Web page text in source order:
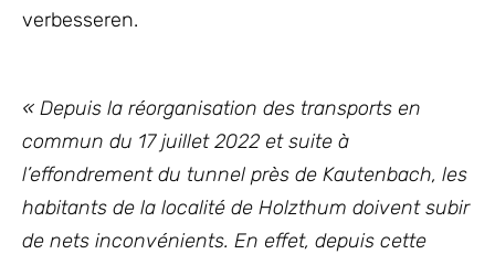
verbesseren.
« Depuis la réorganisation des transports en
commun du 17 juillet 2022 et suite à
l’effondrement du tunnel près de Kautenbach, les
habitants de la localité de Holzthum doivent subir
de nets inconvénients. En effet, depuis cette